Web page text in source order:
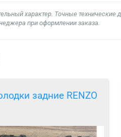
характер. Точные технические
при оформлении заказа.
задние RENZO